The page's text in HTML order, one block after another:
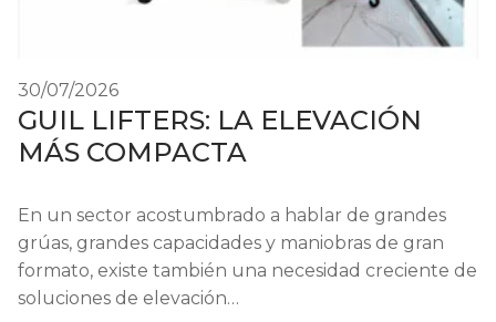
30/07/2026
GUIL LIFTERS: LA ELEVACIÓN
MÁS COMPACTA
En un sector acostumbrado a hablar de grandes
grúas, grandes capacidades y maniobras de gran
formato, existe también una necesidad creciente de
soluciones de elevación…